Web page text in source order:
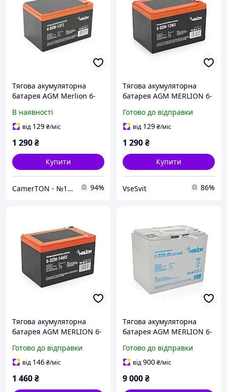
Тягова акумуляторна
батарея AGM Merlion 6-
В наявності
від 129₴/міс
1 290₴
Купити
CamerTON - №1 Гіпермаркет систем безпеки в Західній Україні 94%
Тягова акумуляторна
батарея AGM MERLION 6-
(151х98х101 мм) Orange
Q3
Готово до відправки
від 129₴/міс
1 290₴
Купити
VseSvit 86%
Тягова акумуляторна
батарея AGM MERLION 6-
(151х98х104 мм) Q3
Готово до відправки
від 146₴/міс
1 460₴
Тягова акумуляторна
батарея AGM MERLION 6-
168 x 215) Q1
Готово до відправки
від900₴/міс
9 000₴